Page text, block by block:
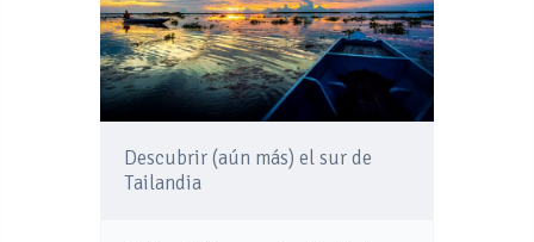
Descubrir (aún más) el sur de
Tailandia